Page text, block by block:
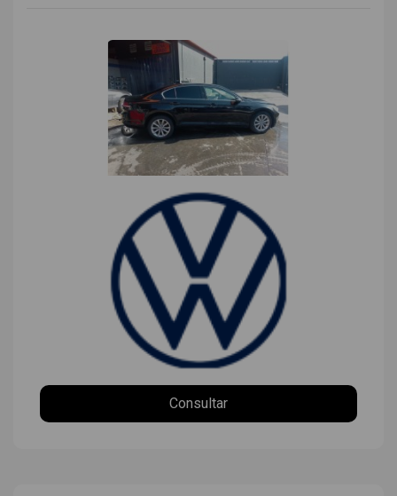
Consultar